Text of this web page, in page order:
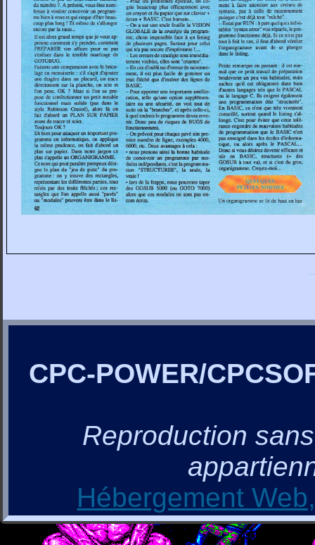
CPC-POWER/
Reproduction
Hébergement